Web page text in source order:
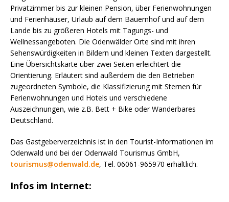
Privatzimmer bis zur kleinen Pension, über Ferienwohnungen
und Ferienhäuser, Urlaub auf dem Bauernhof und auf dem
Lande bis zu größeren Hotels mit Tagungs- und
Wellnessangeboten. Die Odenwälder Orte sind mit ihren
Sehenswürdigkeiten in Bildern und kleinen Texten dargestellt.
Eine Übersichtskarte über zwei Seiten erleichtert die
Orientierung. Erläutert sind außerdem die den Betrieben
zugeordneten Symbole, die Klassifizierung mit Sternen für
Ferienwohnungen und Hotels und verschiedene
Auszeichnungen, wie z.B. Bett + Bike oder Wanderbares
Deutschland.
Das Gastgeberverzeichnis ist in den Tourist-Informationen im
Odenwald und bei der Odenwald Tourismus GmbH,
tourismus@odenwald.de, Tel. 06061-965970 erhältlich.
Infos im Internet: